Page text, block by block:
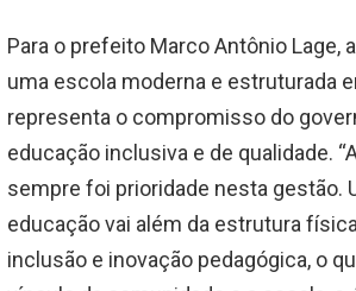
Para o prefeito Marco Antônio Lage,
uma escola moderna e estruturada
representa o compromisso do
educação inclusiva e de qualidade.
sempre foi prioridade nesta gestão.
educação vai além da estrutura
inclusão e inovação pedagógica, o